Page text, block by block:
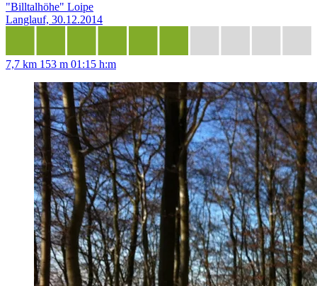
"Billtalhöhe" Loipe
Langlauf, 30.12.2014
7,7 km 153 m 01:15 h:m